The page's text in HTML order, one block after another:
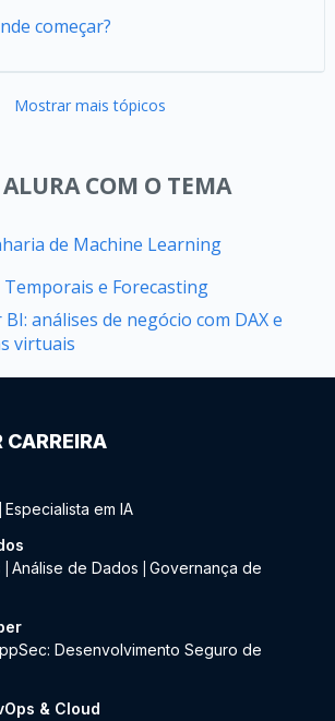
começar?
Mostrar mais tópicos
COM O TEMA
de Machine Learning
Temporais e Forecasting
BI: análises de negócio com DAX e
virtuais
CARREIRA
Especialista em IA
Análise de Dados
Governança de
Desenvolvimento Seguro de
& Cloud